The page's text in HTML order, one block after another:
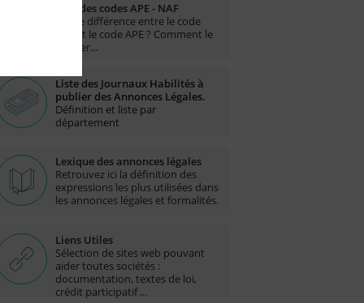
Liste des codes APE - NAF
Quelle différence entre le code
NAF et le code APE ? Comment le
trouver…
Liste des Journaux Habilités à
publier des Annonces Légales.
Définition et liste par
département
Lexique des annonces légales
Retrouvez ici la définition des
expressions les plus utilisées dans
les annonces légales et formalités.
Liens Utiles
Sélection de sites web pouvant
aider toutes sociétés :
documentation, textes de loi,
crédit participatif ...